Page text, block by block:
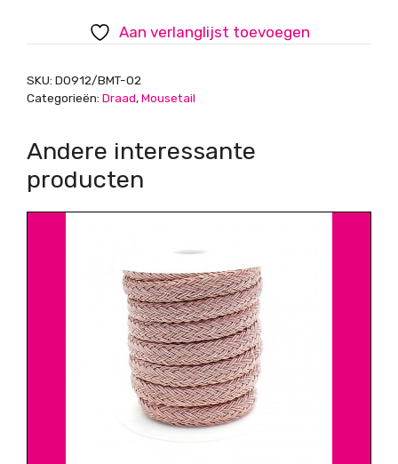
aantal
Aan verlanglijst toevoegen
SKU: D0912/BMT-02
Categorieën: Draad,Mousetail
Andere interessante
producten